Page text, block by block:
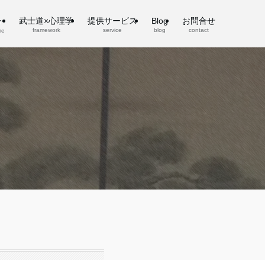
武士道×心理学
framework
提供サービス
service
Blog
blog
お問合せ
contact